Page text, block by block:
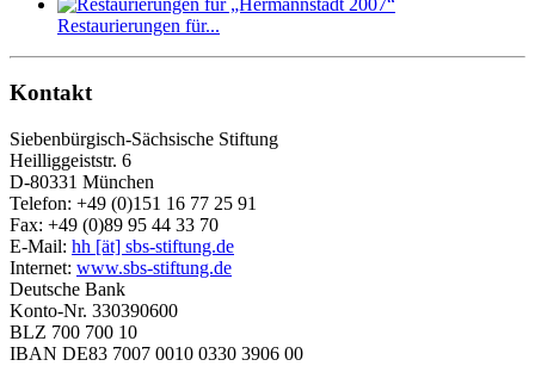
Restaurierungen für...
Kontakt
Siebenbürgisch-Sächsische Stiftung
Heilliggeiststr. 6
D-80331 München
Telefon: +49 (0)151 16 77 25 91
Fax: +49 (0)89 95 44 33 70
E-Mail: hh [ät] sbs-stiftung.de
Internet: www.sbs-stiftung.de
Deutsche Bank
Konto-Nr. 330390600
BLZ 700 700 10
IBAN DE83 7007 0010 0330 3906 00